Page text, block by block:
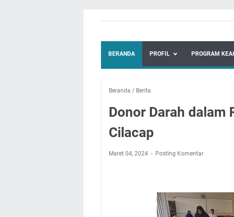
BERANDA PROFIL PROGRAM
Beranda / Berita
Donor Darah dalam
Cilacap
Maret 04, 2024 Posting Komentar